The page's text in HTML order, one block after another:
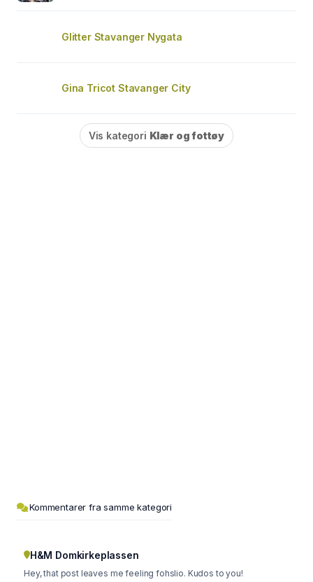
Glitter Stavanger Nygata
Gina Tricot Stavanger City
Vis kategori Klær og fottøy
Kommentarer fra samme kategori
H&M Domkirkeplassen
Hey, that post leaves me feeling fohslio. Kudos to you!